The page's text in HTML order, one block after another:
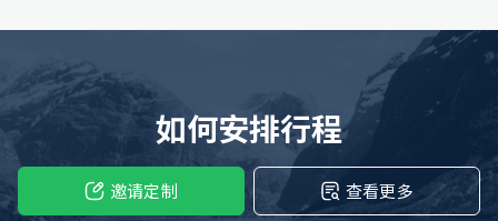
如何安排行程
邀请定制 查看更多